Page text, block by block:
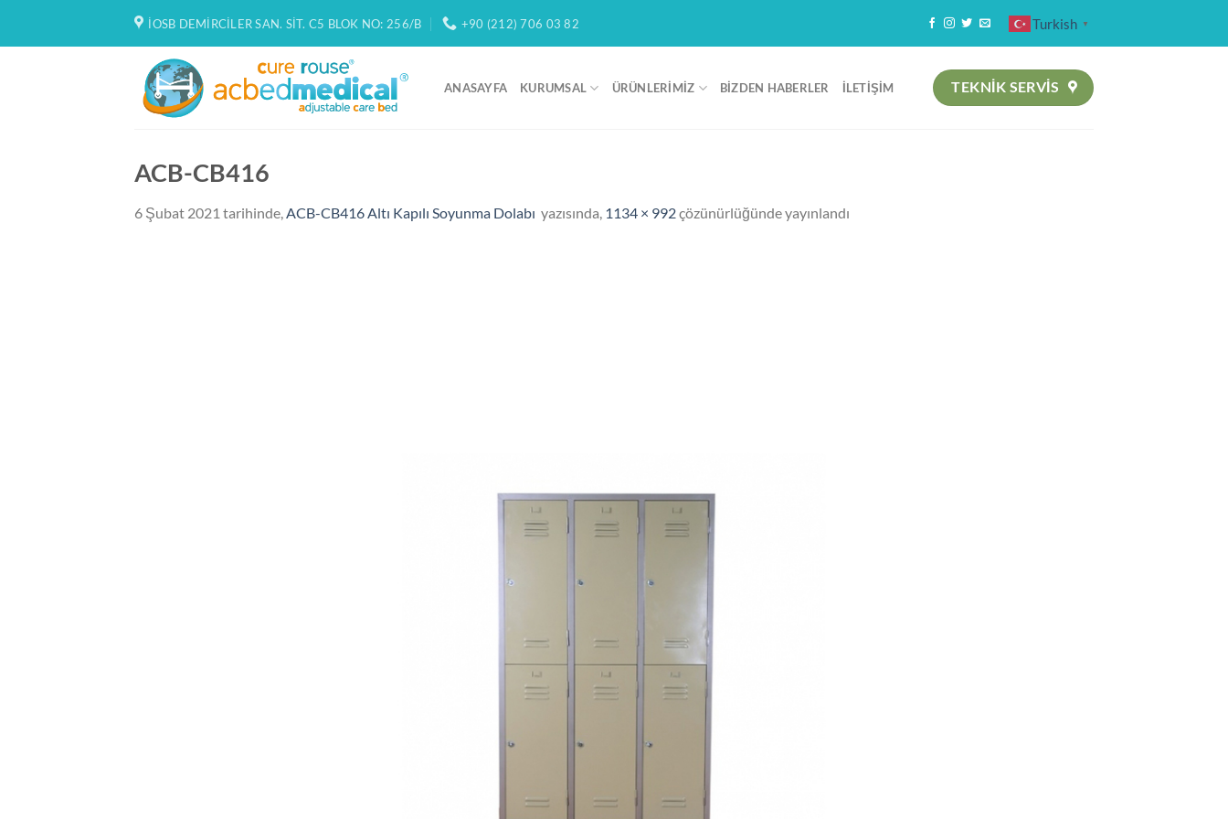
İOSB DEMIRCILER SAN. SIT. C5 BLOK NO: 256/B +90 (212) 706 03 82 Turkish ▼
ANASAYFA KURUMSAL ÜRÜNLERIMIZ BIZDEN HABERLER İLETIŞIM TEKNIK SERVİS
ACB-CB416
6 Şubat 2021 tarihinde, ACB-CB416 Altı Kapılı Soyunma Dolabı yazısında, 1134 × 992çözünürlüğünde yayınlandı